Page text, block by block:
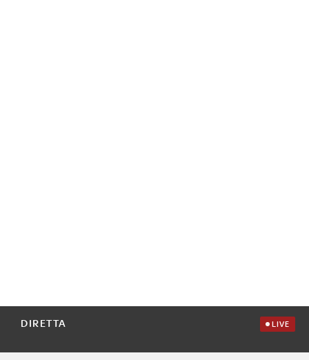
DIRETTA LIVE